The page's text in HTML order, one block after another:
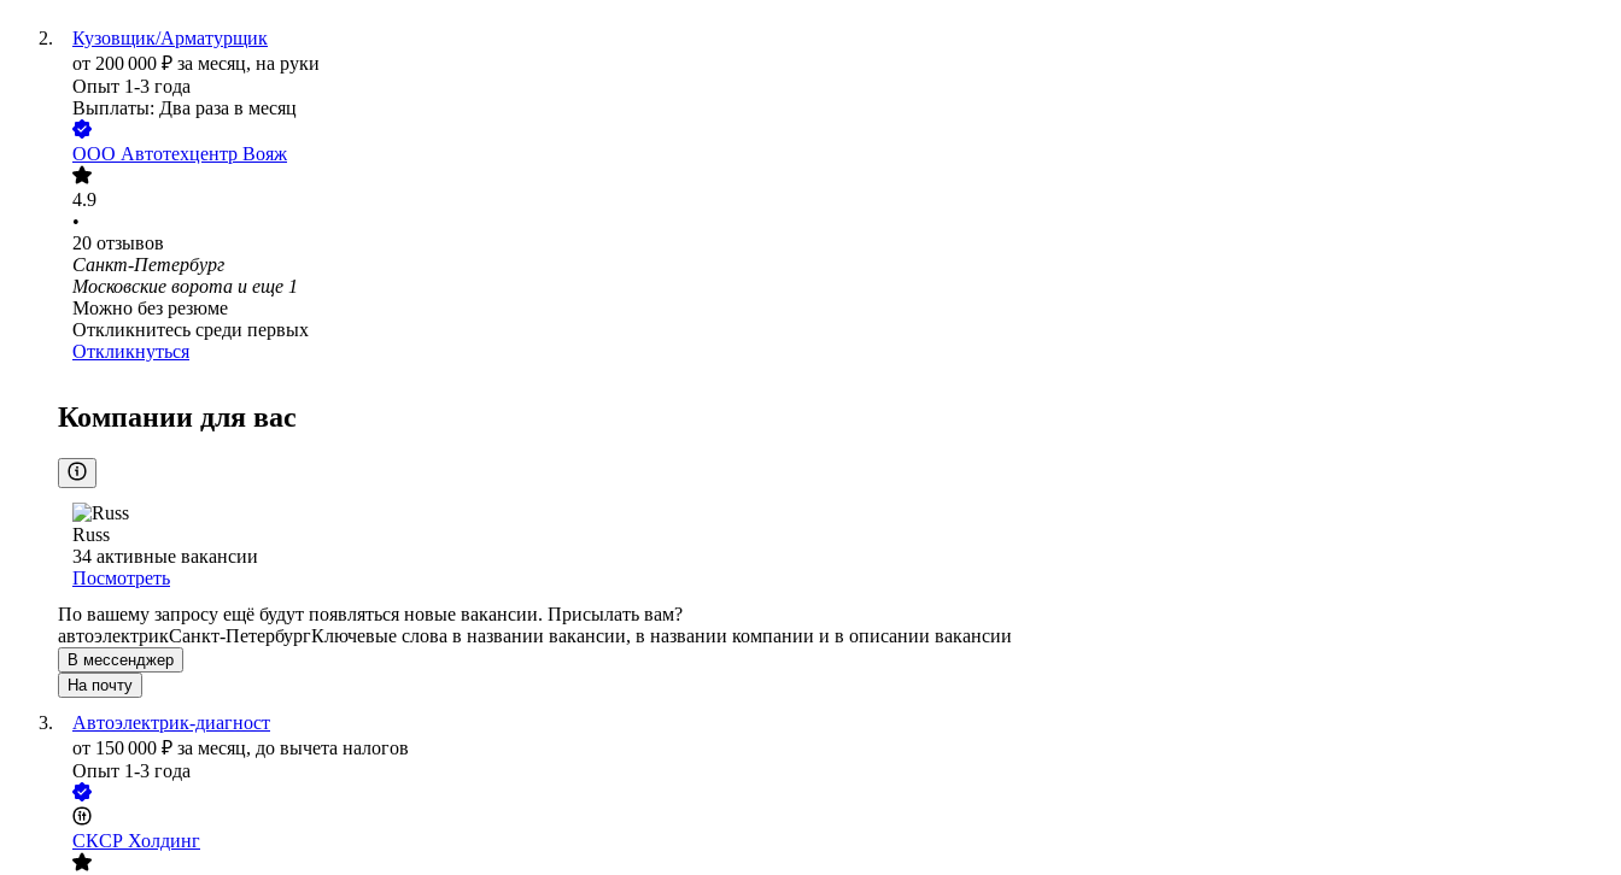
Кузовщик/Арматурщик
от 200 000 ₽ за месяц, на руки
Опыт 1-3 года
Выплаты: Два раза в месяц
ООО Автотехцентр Вояж
4.9
•
20 отзывов
Санкт-Петербург
Московские ворота и еще 1
Можно без резюме
Откликнитесь среди первых
Откликнуться
Компании для вас
Russ
34 активные вакансии
Посмотреть
По вашему запросу ещё будут появляться новые вакансии. Присылать вам?
автоэлектрикСанкт-ПетербургКлючевые слова в названии вакансии, в названии компании и в описании вакансии
В мессенджер
На почту
Автоэлектрик-диагност
от 150 000 ₽ за месяц, до вычета налогов
Опыт 1-3 года
СКСР Холдинг